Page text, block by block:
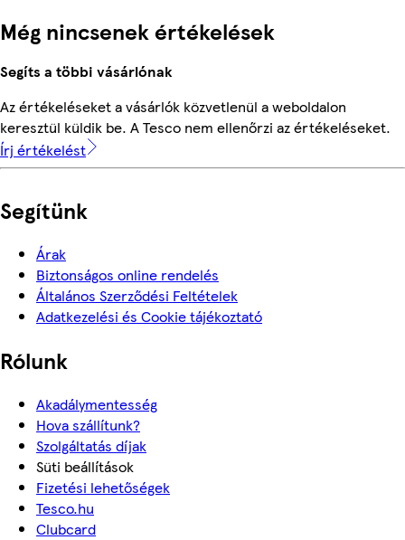
Még nincsenek értékelések
Segíts a többi vásárlónak
Az értékeléseket a vásárlók közvetlenül a weboldalon
keresztül küldik be. A Tesco nem ellenőrzi az értékeléseket.
Írj értékelést
Segítünk
Árak
Biztonságos online rendelés
Általános Szerződési Feltételek
Adatkezelési és Cookie tájékoztató
Rólunk
Akadálymentesség
Hova szállítunk?
Szolgáltatás díjak
Süti beállítások
Fizetési lehetőségek
Tesco.hu
Clubcard